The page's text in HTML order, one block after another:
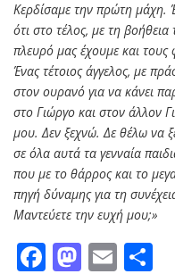
Κερδίσαμε την πρώτη
ότι στο τέλος, με τη
πλευρό μας έχουμε και τους
Ένας τέτοιος άγγελος, με
στον ουρανό για να κάνει
στο Γιώργο και στον άλλον
μου. Δεν ξεχνώ. Δε θέλω να
σε όλα αυτά τα γενναία
που με το θάρρος και το
πηγή δύναμης για τη
Μαντεύετε την ευχή μου;»
Facebook
Email